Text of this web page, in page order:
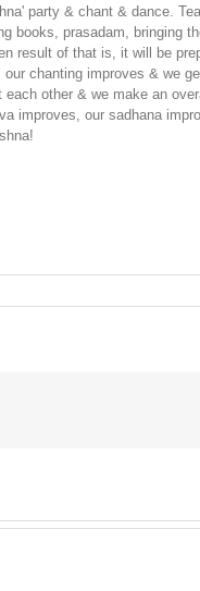
party & chant & dance.
books, prasadam, bringing
result of that is, it will be
chanting improves & we
other & we make an
improves, our sadhana